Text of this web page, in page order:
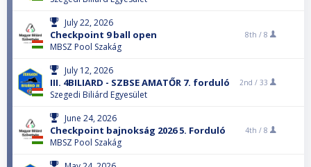
July 22, 2026
Checkpoint 9 ball open
MBSZ Pool Szakág
8th / 8
July 12, 2026
III. 4BILIARD - SZBSE AMATŐR 7. forduló
Szegedi Biliárd Egyesület
2nd / 33
June 24, 2026
Checkpoint bajnokság 2026 5. Forduló
MBSZ Pool Szakág
4th / 8